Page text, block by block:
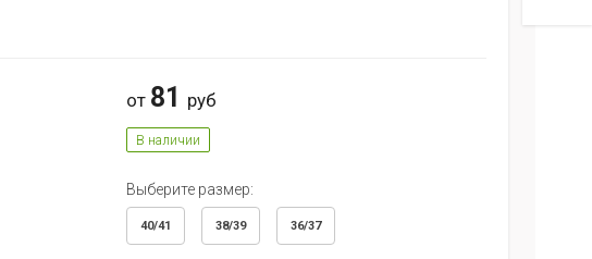
от 81 руб
В наличии
Выберите размер:
40/41 38/39 36/37